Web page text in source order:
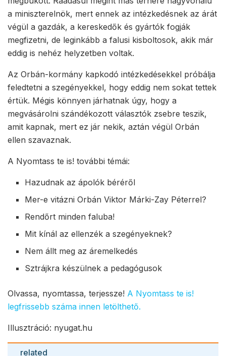
a miniszterelnök, mert ennek az intézkedésnek az árát
végül a gazdák, a kereskedők és gyártók fogják
megfizetni, de leginkább a falusi kisboltosok, akik már
eddig is nehéz helyzetben voltak.
Az Orbán-kormány kapkodó intézkedésekkel próbálja
feledtetni a szegényekkel, hogy eddig nem sokat tettek
értük. Mégis könnyen járhatnak úgy, hogy a
megvásárolni szándékozott választók zsebre teszik,
amit kapnak, mert ez jár nekik, aztán végül Orbán
ellen szavaznak.
A Nyomtass te is! további témái:
Hazudnak az ápolók béréről
Mer-e vitázni Orbán Viktor Márki-Zay Péterrel?
Rendőrt minden faluba!
Mit kínál az ellenzék a szegényeknek?
Nem állt meg az áremelkedés
Sztrájkra készülnek a pedagógusok
Olvassa, nyomtassa, terjessze! A Nyomtass te is!
legfrissebb száma innen letölthető.
Illusztráció: nyugat.hu
related